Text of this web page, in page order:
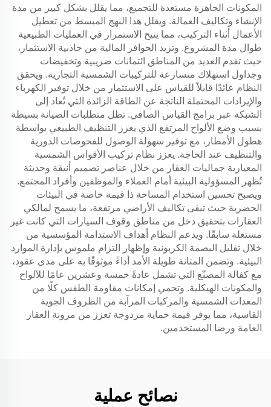
المكونات الجاهزة مستعدة للتجميع، مما يقلل بشكل كبير من مدة
الإنشاء وتكاليف العمالة. ويقلل هذا النهج المبسط من تعطيل
الأعمال أثناء التركيب، مما يتيح الاستمرار في العمليات الطبيعية
طوال مدة المشروع. وتزيد الحوافز المالية من جاذبية الاستثمار،
حيث تقدم العديد من المناطق ائتمانات ضريبية وتخفيضات
وجداول استهلاك متسارعة للتركيبات الشمسية التجارية. ويحقق
النظام عائدًا قابلاً للقياس على الاستثمار من خلال توفير الكهرباء
والإيرادات المحتملة الناتجة عن الطاقة الزائدة التي تُعاد إلى
الشبكة عبر برامج القياس الصافي. تظل متطلبات الصيانة بسيطة
بسبب وضع الألواح المرتفع الذي يعزز التنظيف الطبيعي بواسطة
هطول الأمطار، مع توفير سهولة الوصول للفحوصات الدورية
والتنظيف عند الحاجة. يعزز نظام تركيب الأقواس الشمسية
المعيارية جماليات العقار من خلال عناصر تصميم أنيقة وحديثة
تُظهر المسؤولية البيئية أمام العملاء والموظفين وأفراد المجتمع.
ويصبح تحسين استخدام المساحة ذا قيمة خاصة في البيئات
الحضرية حيث تبقى تكاليف الأراضي مرتفعة، ما يسمح لمالكي
العقارات بتحقيق دخل من مناطق وقوف السيارات التي كانت غير
مستغلة سابقًا. ويدعم النظام أهداف الاستدامة المؤسسية من
خلال تقليل البصمة الكربونية وإظهار التزام ملموس بإدارة الموارد
البيئية. وتضمن المتانة طويلة الأمد أداءً موثوقًا به على مدى عقود،
مع كفالة المصنّع التي تشمل عادةً خمسة وعشرين عامًا للألواح
والمكونات الهيكلية. وتحمي إمكانات مقاومة الطقس كلًا من
المعدات الشمسية والمركبات المرآبة من الظروف الجوية
القاسية، مما يوفر قيمة حماية مزدوجة تعزز من مرونة العقار
العامة ورضا المستخدمين.
نصائح عملية